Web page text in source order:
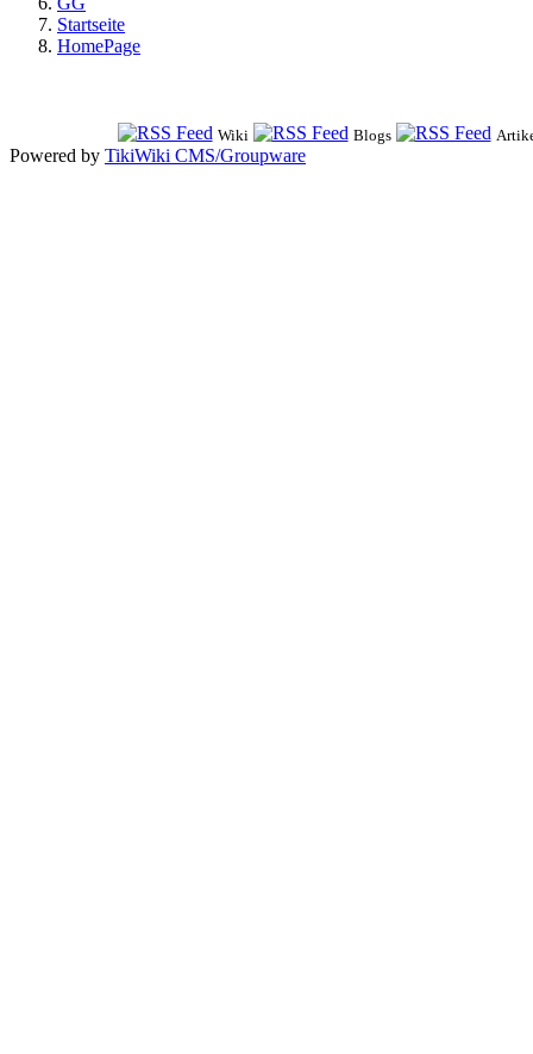
Startseite
HomePage
Wiki Blogs
Powered by TikiWiki CMS/Groupware